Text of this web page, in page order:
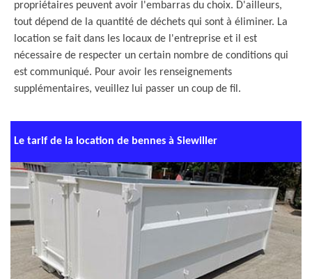
propriétaires peuvent avoir l'embarras du choix. D'ailleurs,
tout dépend de la quantité de déchets qui sont à éliminer. La
location se fait dans les locaux de l'entreprise et il est
nécessaire de respecter un certain nombre de conditions qui
est communiqué. Pour avoir les renseignements
supplémentaires, veuillez lui passer un coup de fil.
Le tarif de la location de bennes à Siewiller